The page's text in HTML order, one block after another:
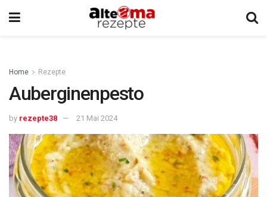
Home Rezepte
Auberginenpesto
by rezepte38 21 Mai 2024